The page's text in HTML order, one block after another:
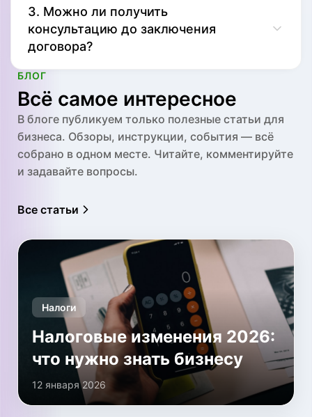
период.
поэтому все возможные финансовые
риски покрываются страховкой. Мы
несём полную ответственность за
качество и своевременность
выполнения работ.
3. Можно ли получить
консультацию до заключения
договора?
Да, первичная консультация бесплатна.
Мы проведём анализ вашей ситуации,
ответим на вопросы и предложим
оптимальный вариант сотрудничества
без каких-либо обязательств с вашей
БЛОГ
Всё самое интересное
В блоге публикуем только полезные статьи для
бизнеса. Обзоры, инструкции, события — всё
собрано в одном месте. Читайте, комментируйте
и задавайте вопросы.
Все статьи
Налоги
Налоговые изменения 2026:
что нужно знать бизнесу
12 января 2026